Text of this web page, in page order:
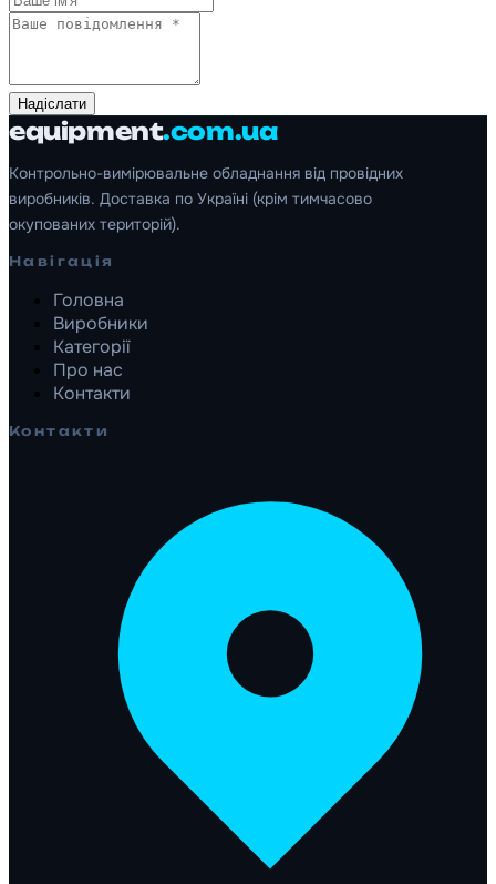
Надіслати
equipment.com.ua
Контрольно-вимірювальне обладнання від провідних
виробників. Доставка по Україні (крім тимчасово
окупованих територій).
Навігація
Головна
Виробники
Категорії
Про нас
Контакти
Контакти